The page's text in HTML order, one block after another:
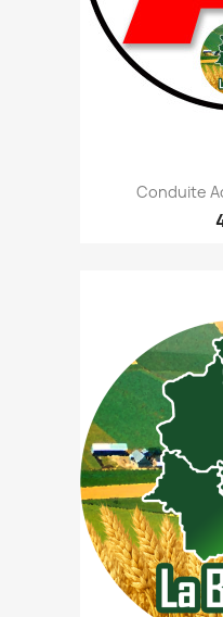
Conduite